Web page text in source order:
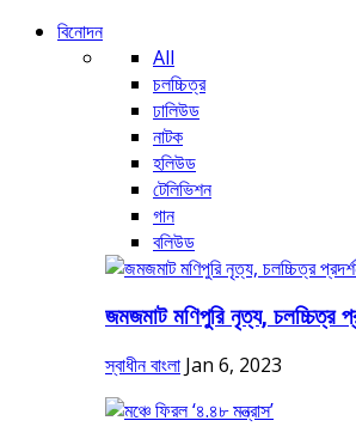
বিনোদন
All
চলচ্চিত্র
ঢালিউড
নাটক
হলিউড
টেলিভিশন
গান
বলিউড
জমজমাট মণিপুরি নৃত্য, চলচ্চিত্র
স্বাধীন বাংলা Jan 6, 2023